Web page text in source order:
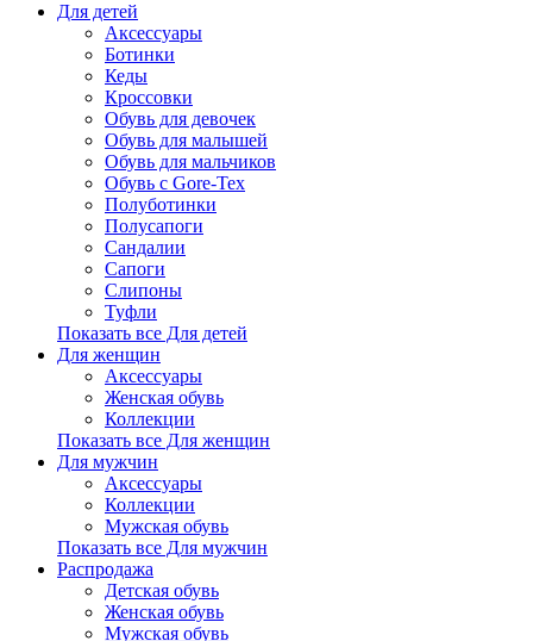
Для детей
Аксессуары
Ботинки
Кеды
Кроссовки
Обувь для девочек
Обувь для малышей
Обувь для мальчиков
Обувь с Gore-Tex
Полуботинки
Полусапоги
Сандалии
Сапоги
Слипоны
Туфли
Показать все Для детей
Для женщин
Аксессуары
Женская обувь
Коллекции
Показать все Для женщин
Для мужчин
Аксессуары
Коллекции
Мужская обувь
Показать все Для мужчин
Распродажа
Детская обувь
Женская обувь
Мужская обувь